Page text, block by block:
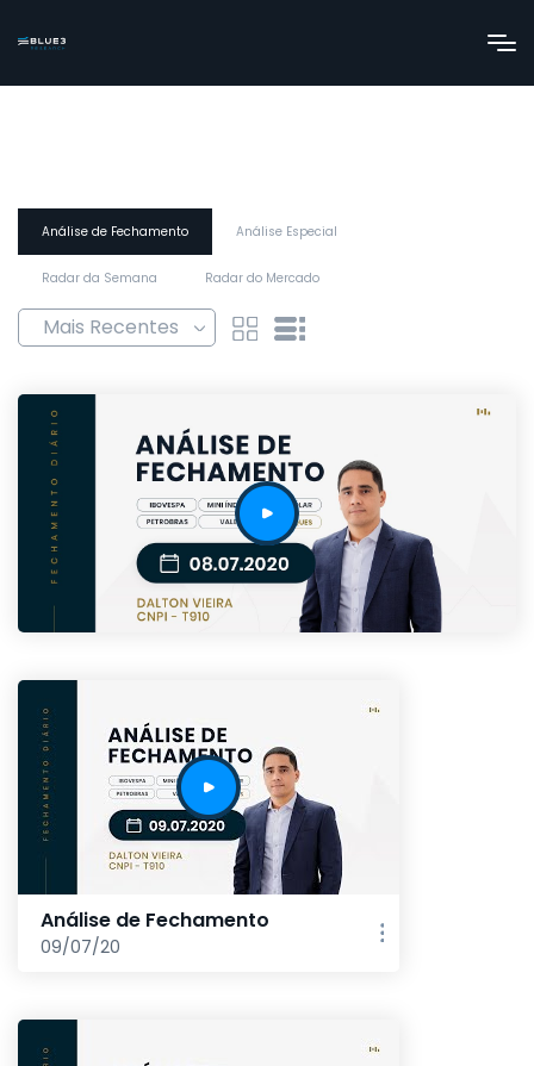
Análise de Fechamento Análise Especial
Radar da Semana Radar do Mercado
Análise de Fechamento
09/07/20